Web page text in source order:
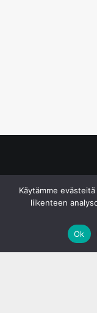
Käytämme
liikenteen
Ok